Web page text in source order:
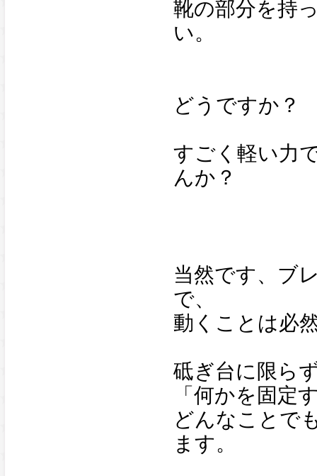
靴の部分を持
い。
どうですか？
すごく軽い力
んか？
当然です、ブ
で、
動くことは必
砥ぎ台に限ら
「何かを固定
どんなことで
ます。